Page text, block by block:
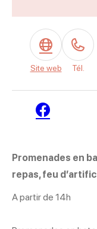
Promenades en
repas, feu
A partir de 14h
Trajet coquille filante
Poussez pas Mémé –
Crash and Strass –
Site web Tél.
Facebook